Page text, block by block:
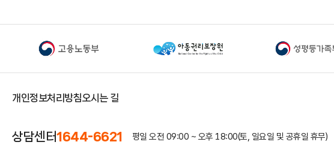
개인정보처리방침오시는 길
상담센터1644-6621 평일 오전 09:00 ~ 오후 18:00(토, 일요일 및 공휴일 휴무)